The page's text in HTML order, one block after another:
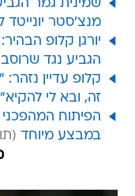
שמינית גמר
מנצ'סטר יונייטד
יורגן קלופ
הגביע נגד
קלופ עדיין
זה, ובא לי להקיא"
הפיתוח המהפכני
במבצע מיוחד